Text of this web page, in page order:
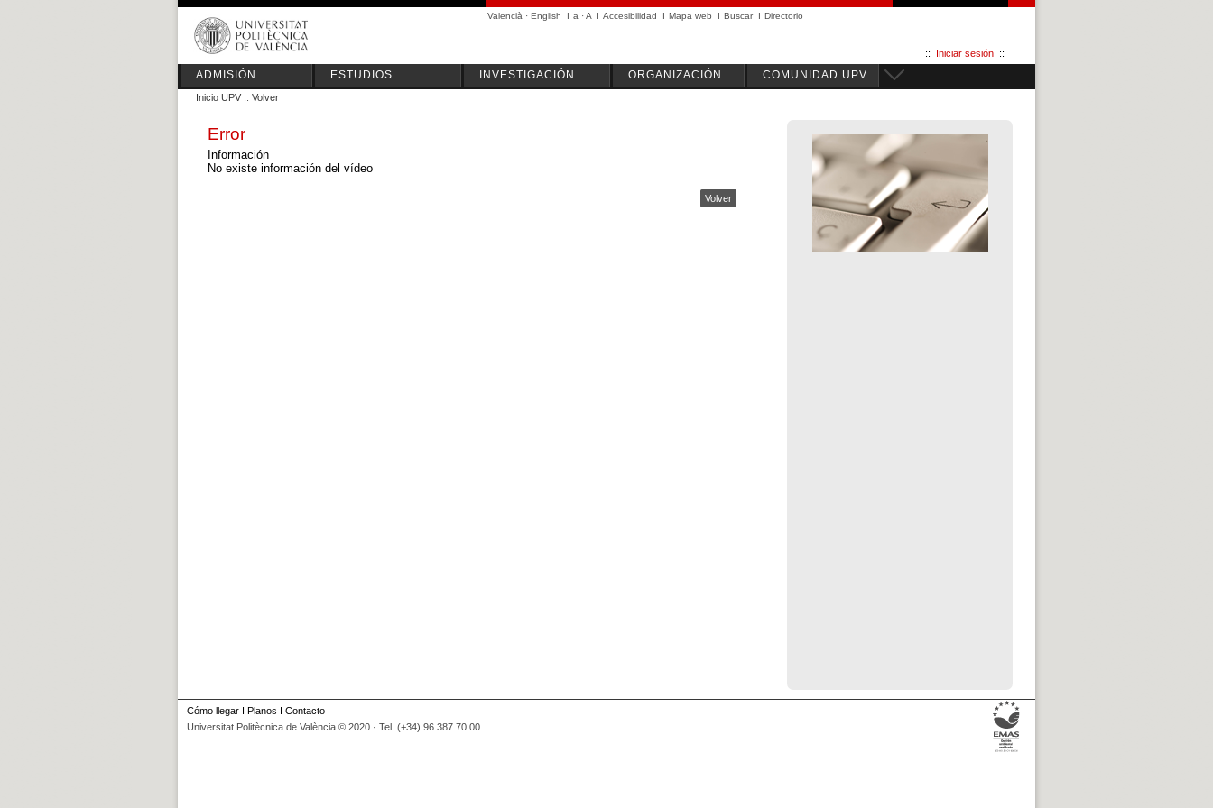
Valencià · English I a ·A I Accesibilidad I Mapa web I Buscar I Directorio
:: Iniciar sesión ::
ADMISIÓN ESTUDIOS INVESTIGACIÓN ORGANIZACIÓN COMUNIDAD UPV
Inicio UPV :: Volver
Error
Información
No existe información del vídeo
Volver
Cómo llegar I Planos I Contacto
Universitat Politècnica de València © 2020 · Tel. (+34) 96 387 70 00